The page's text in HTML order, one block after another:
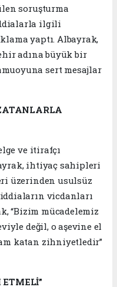
soruşturma
ilgili
yaptı. Albayrak,
adına büyük bir
sert mesajlar
ve itirafçı
ihtiyaç sahipleri
üzerinden usulsüz
vicdanları
“Bizim mücadelemiz
değil, o aşevine el
katan zihniyetledir”